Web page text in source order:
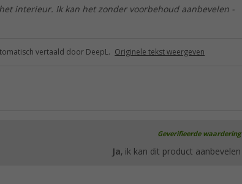
interieur. Ik kan het zonder voorbehoud aanbevelen -
vertaald door DeepL. Originele tekst weergeven
Geverifieerde waardering
Ja, ik kan dit product aanbevelen